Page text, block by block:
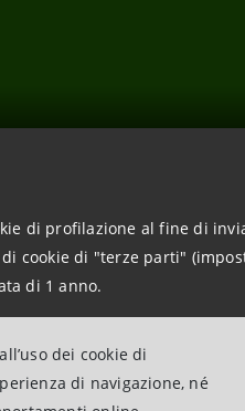
di profilazione al fine di
cookie di "terze parti"
di 1 anno.
dei cookie di
di navigazione, né